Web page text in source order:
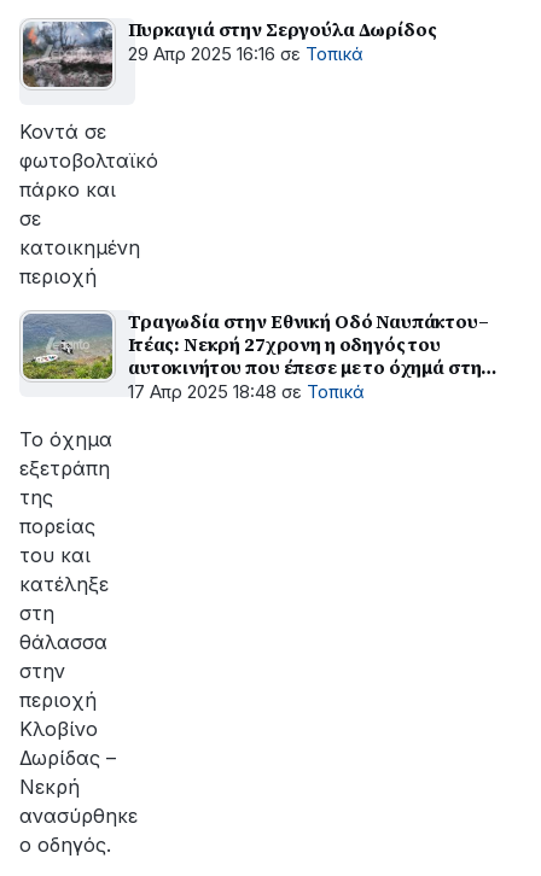
Πυρκαγιά στην Σεργούλα Δωρίδος
29 Απρ 2025 16:16 σε Τοπικά
Κοντά σε
φωτοβολταϊκό
πάρκο και
σε
κατοικημένη
περιοχή
Τραγωδία στην Εθνική Οδό Ναυπάκτου–
Ιτέας: Νεκρή 27χρονη η οδηγός του
αυτοκινήτου που έπεσε με το όχημά στη
Θάλασσα
17 Απρ 2025 18:48 σε Τοπικά
Το όχημα
εξετράπη
της
πορείας
του και
κατέληξε
στη
θάλασσα
στην
περιοχή
Κλοβίνο
Δωρίδας –
Νεκρή
ανασύρθηκε
ο οδηγός.